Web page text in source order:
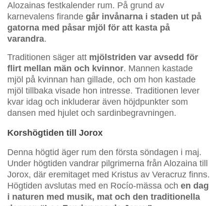
Alozainas festkalender rum. På grund av
karnevalens firande går invånarna i staden ut på
gatorna med påsar mjöl för att kasta på
varandra.
Traditionen säger att mjölstriden var avsedd för
flirt mellan män och kvinnor. Mannen kastade
mjöl på kvinnan han gillade, och om hon kastade
mjöl tillbaka visade hon intresse. Traditionen lever
kvar idag och inkluderar även höjdpunkter som
dansen med hjulet och sardinbegravningen.
Korshögtiden till Jorox
Denna högtid äger rum den första söndagen i maj.
Under högtiden vandrar pilgrimerna från Alozaina till
Jorox, där eremitaget med Kristus av Veracruz finns.
Högtiden avslutas med en Rocío-mässa och en dag
i naturen med musik, mat och den traditionella